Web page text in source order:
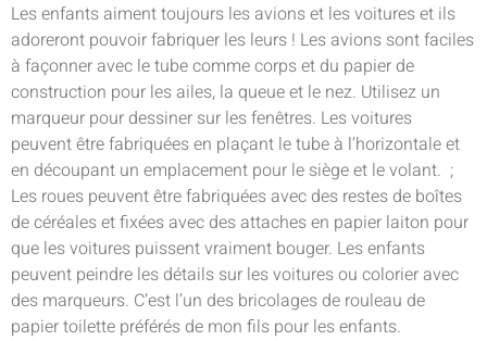
Les enfants aiment toujours les avions et les voitures et ils
adoreront pouvoir fabriquer les leurs ! Les avions sont faciles
à façonner avec le tube comme corps et du papier de
construction pour les ailes, la queue et le nez. Utilisez un
marqueur pour dessiner sur les fenêtres. Les voitures
peuvent être fabriquées en plaçant le tube à l’horizontale et
en découpant un emplacement pour le siège et le volant. ;
Les roues peuvent être fabriquées avec des restes de boîtes
de céréales et fixées avec des attaches en papier laiton pour
que les voitures puissent vraiment bouger. Les enfants
peuvent peindre les détails sur les voitures ou colorier avec
des marqueurs. C’est l’un des bricolages de rouleau de
papier toilette préférés de mon fils pour les enfants.